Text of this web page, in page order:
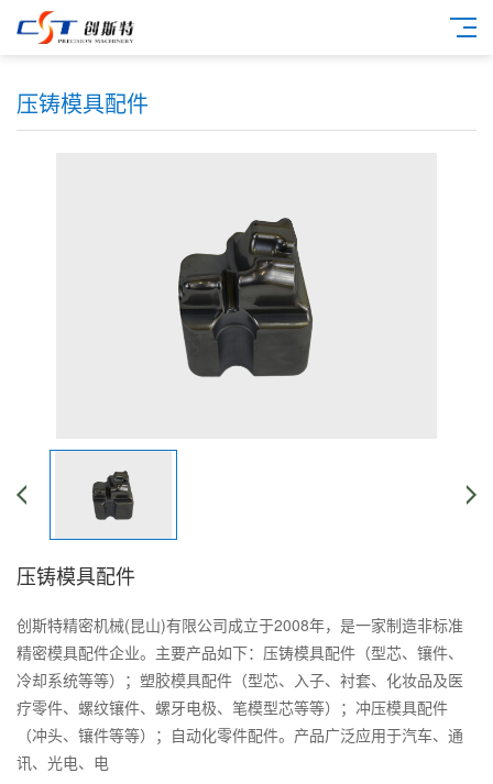
压铸模具配件
压铸模具配件
创斯特精密机械(昆山)有限公司成立于2008年，是一家制造非标准
精密模具配件企业。主要产品如下：压铸模具配件（型芯、镶件、
冷却系统等等）；塑胶模具配件（型芯、入子、衬套、化妆品及医
疗零件、螺纹镶件、螺牙电极、笔模型芯等等）；冲压模具配件
（冲头、镶件等等）；自动化零件配件。产品广泛应用于汽车、通
讯、光电、电